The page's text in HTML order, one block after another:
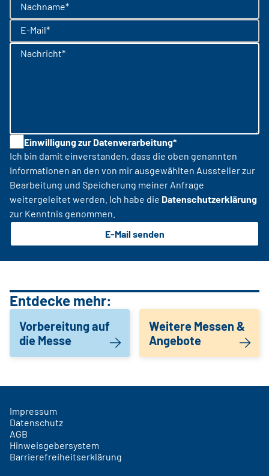
Nachname*
E-Mail*
Nachricht*
Einwilligung zur Datenverarbeitung*
Ich bin damit einverstanden, dass die oben genannten
Informationen an den von mir ausgewählten Aussteller zur
Bearbeitung und Speicherung meiner Anfrage
weitergeleitet werden. Ich habe die Datenschutzerklärung
zur Kenntnis genommen.
E-Mail senden
Entdecke mehr:
Vorbereitung auf
die Messe
Weitere Messen &
Angebote
Impressum
Datenschutz
AGB
Hinweisgebersystem
Barrierefreiheitserklärung